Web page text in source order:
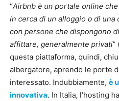
“Airbnb è un portale online
in cerca di un alloggio o di una
con persone che dispongono
affittare, generalmente privati”
questa piattaforma, quindi,
albergatore, aprendo le porte
interessato. Indubbiamente, è
innovativa. In Italia, l’hosting